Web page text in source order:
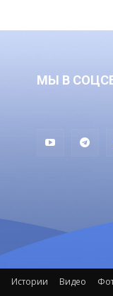
МЫ В
Истории Видео